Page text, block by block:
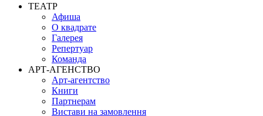
ТЕАТР
Афиша
О квадрате
Галерея
Репертуар
Команда
АРТ-АГЕНСТВО
Арт-агентство
Книги
Партнерам
Вистави на замовлення